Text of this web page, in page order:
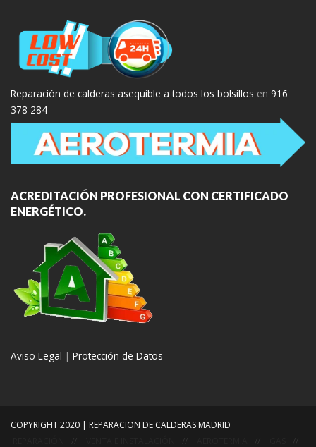
Reparación de calderas asequible a todos los bolsillos en 916
378 284
ACREDITACIÓN PROFESIONAL CON CERTIFICADO
ENERGÉTICO.
Aviso Legal | Protección de Datos
COPYRIGHT 2020 | REPARACION DE CALDERAS MADRID